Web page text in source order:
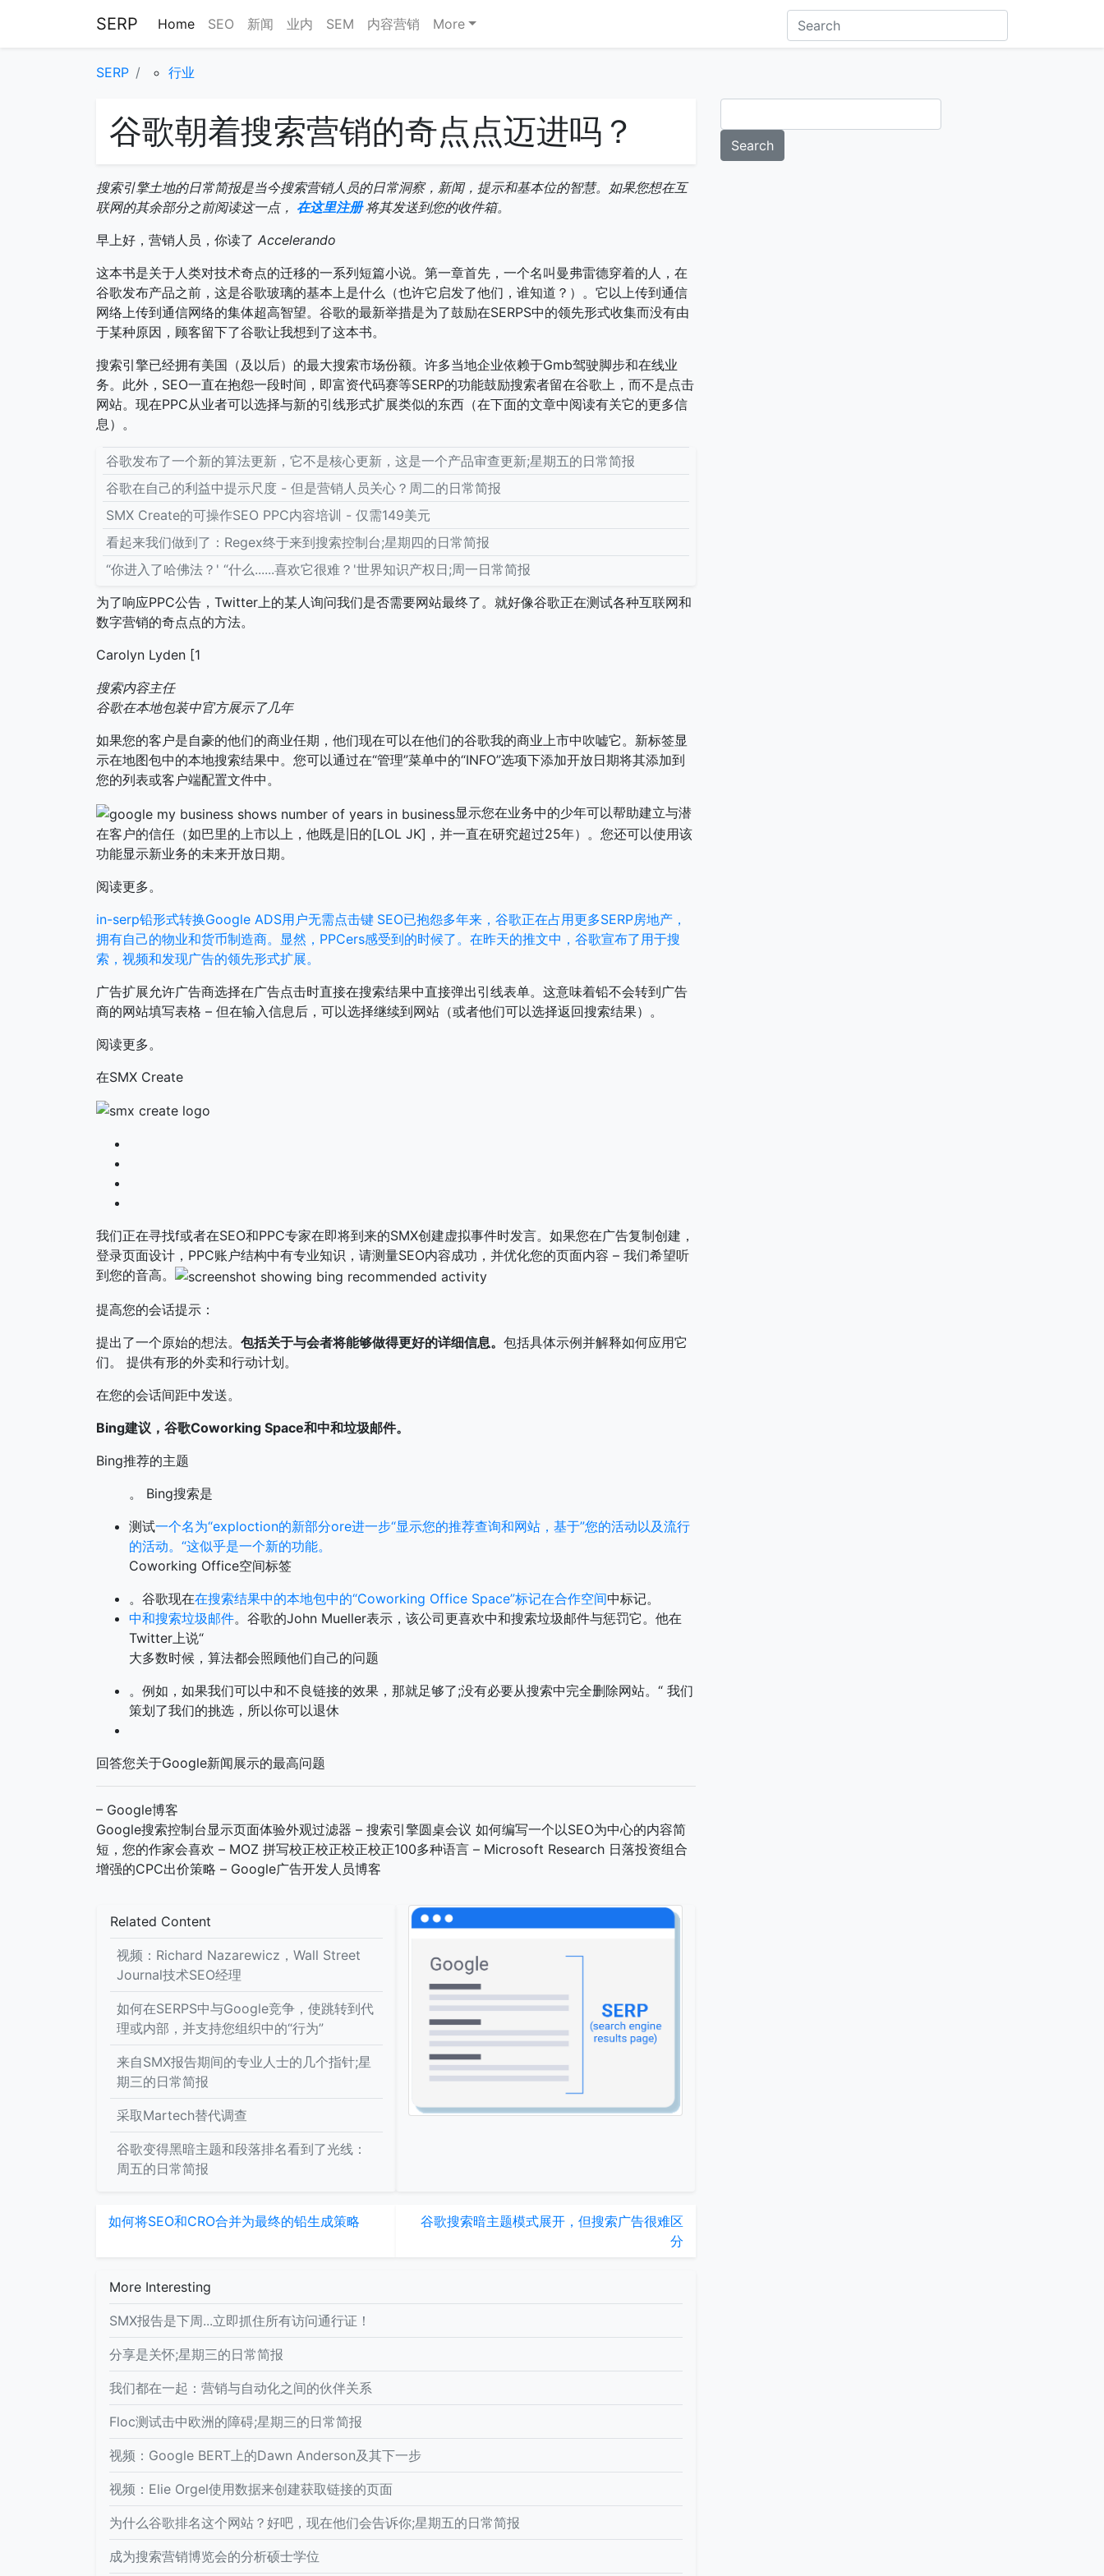
SERP Home SEO 新闻 业内 SEM 内容营销 More
SERP 行业
谷歌朝着搜索营销的奇点点迈进吗？
搜索引擎土地的日常简报是当今搜索营销人员的日常洞察，新闻，提示和基本位的智慧。如果您想在互
联网的其余部分之前阅读这一点， 在这里注册 将其发送到您的收件箱。
早上好，营销人员，你读了 Accelerando
这本书是关于人类对技术奇点的迁移的一系列短篇小说。第一章首先，一个名叫曼弗雷德穿着的人，在
谷歌发布产品之前，这是谷歌玻璃的基本上是什么（也许它启发了他们，谁知道？）。它以上传到通信
网络上传到通信网络的集体超高智望。谷歌的最新举措是为了鼓励在SERPS中的领先形式收集而没有由
于某种原因，顾客留下了谷歌让我想到了这本书。
搜索引擎已经拥有美国（及以后）的最大搜索市场份额。许多当地企业依赖于Gmb驾驶脚步和在线业
务。此外，SEO一直在抱怨一段时间，即富资代码赛等SERP的功能鼓励搜索者留在谷歌上，而不是点击
网站。现在PPC从业者可以选择与新的引线形式扩展类似的东西（在下面的文章中阅读有关它的更多信
息）。
谷歌发布了一个新的算法更新，它不是核心更新，这是一个产品审查更新;星期五的日常简报
谷歌在自己的利益中提示尺度 - 但是营销人员关心？周二的日常简报
SMX Create的可操作SEO PPC内容培训 - 仅需149美元
看起来我们做到了：Regex终于来到搜索控制台;星期四的日常简报
“你进入了哈佛法？' “什么......喜欢它很难？'世界知识产权日;周一日常简报
为了响应PPC公告，Twitter上的某人询问我们是否需要网站最终了。就好像谷歌正在测试各种互联网和
数字营销的奇点点的方法。
Carolyn Lyden [1
搜索内容主任
谷歌在本地包装中官方展示了几年
如果您的客户是自豪的他们的商业任期，他们现在可以在他们的谷歌我的商业上市中吹嘘它。新标签显
示在地图包中的本地搜索结果中。您可以通过在“管理”菜单中的“INFO”选项下添加开放日期将其添加到
您的列表或客户端配置文件中。
显示您在业务中的少年可以帮助建立与潜
在客户的信任（如巴里的上市以上，他既是旧的[LOL JK]，并一直在研究超过25年）。您还可以使用该
功能显示新业务的未来开放日期。
阅读更多。
in-serp铅形式转换Google ADS用户无需点击键 SEO已抱怨多年来，谷歌正在占用更多SERP房地产，
拥有自己的物业和货币制造商。显然，PPCers感受到的时候了。在昨天的推文中，谷歌宣布了用于搜
索，视频和发现广告的领先形式扩展。
广告扩展允许广告商选择在广告点击时直接在搜索结果中直接弹出引线表单。这意味着铅不会转到广告
商的网站填写表格 – 但在输入信息后，可以选择继续到网站（或者他们可以选择返回搜索结果）。
阅读更多。
在SMX Create
我们正在寻找f或者在SEO和PPC专家在即将到来的SMX创建虚拟事件时发言。如果您在广告复制创建，
登录页面设计，PPC账户结构中有专业知识，请测量SEO内容成功，并优化您的页面内容 – 我们希望听
到您的音高。
提高您的会话提示：
提出了一个原始的想法。 包括关于与会者将能够做得更好的详细信息。 包括具体示例并解释如何应用它
们。
提供有形的外卖和行动计划。
在您的会话间距中发送。
Bing建议，谷歌Coworking Space和中和垃圾邮件。
Bing推荐的主题
。 Bing搜索是
测试一个名为“exploction的新部分ore进一步“显示您的推荐查询和网站，基于”您的活动以及流行
的活动。“这似乎是一个新的功能。
Coworking Office空间标签
。谷歌现在在搜索结果中的本地包中的“Coworking Office Space”标记在合作空间中标记。
中和搜索垃圾邮件。谷歌的John Mueller表示，该公司更喜欢中和搜索垃圾邮件与惩罚它。他在
Twitter上说“
大多数时候，算法都会照顾他们自己的问题
。例如，如果我们可以中和不良链接的效果，那就足够了;没有必要从搜索中完全删除网站。“ 我们
策划了我们的挑选，所以你可以退休
回答您关于Google新闻展示的最高问题
– Google博客
Google搜索控制台显示页面体验外观过滤器 – 搜索引擎圆桌会议 如何编写一个以SEO为中心的内容简
短，您的作家会喜欢 – MOZ 拼写校正校正校正校正100多种语言 – Microsoft Research 日落投资组合
增强的CPC出价策略 – Google广告开发人员博客
Related Content
视频：Richard Nazarewicz，Wall Street
Journal技术SEO经理
如何在SERPS中与Google竞争，使跳转到代
理或内部，并支持您组织中的“行为”
来自SMX报告期间的专业人士的几个指针;星
期三的日常简报
采取Martech替代调查
谷歌变得黑暗主题和段落排名看到了光线：
周五的日常简报
如何将SEO和CRO合并为最终的铅生成策略
谷歌搜索暗主题模式展开，但搜索广告很难区
分
More Interesting
SMX报告是下周...立即抓住所有访问通行证！
分享是关怀;星期三的日常简报
我们都在一起：营销与自动化之间的伙伴关系
Floc测试击中欧洲的障碍;星期三的日常简报
视频：Google BERT上的Dawn Anderson及其下一步
视频：Elie Orgel使用数据来创建获取链接的页面
为什么谷歌排名这个网站？好吧，现在他们会告诉你;星期五的日常简报
成为搜索营销博览会的分析硕士学位
Search